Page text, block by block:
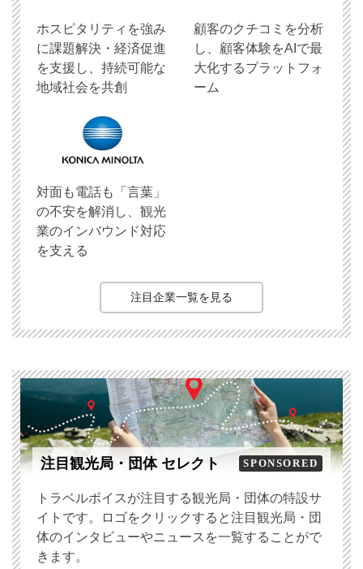
ホスピタリティを強み
に課題解決・経済促進
を支援し、持続可能な
地域社会を共創
顧客のクチコミを分析
し、顧客体験をAIで最
大化するプラットフォ
ーム
対面も電話も「言葉」
の不安を解消し、観光
業のインバウンド対応
を支える
注目企業一覧を見る
注目観光局・団体 セレクト SPONSORED
トラベルボイスが注目する観光局・団体の特設サ
イトです。ロゴをクリックすると注目観光局・団
体のインタビューやニュースを一覧することがで
きます。